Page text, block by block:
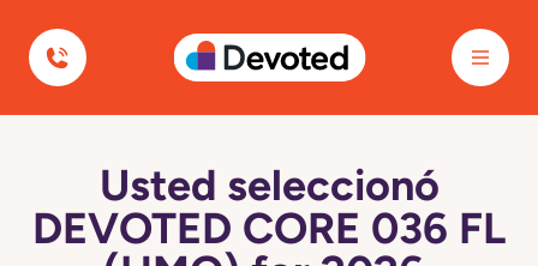
Devoted Health
Usted seleccionó
DEVOTED CORE 036 FL